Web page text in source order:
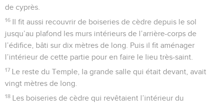
de cyprès.
16 Il fit aussi recouvrir de boiseries de cèdre depuis le sol
jusqu’au plafond les murs intérieurs de l’arrière-corps de
l’édifice, bâti sur dix mètres de long. Puis il fit aménager
l’intérieur de cette partie pour en faire le lieu très-saint.
17 Le reste du Temple, la grande salle qui était devant, avait
vingt mètres de long.
18 Les boiseries de cèdre qui revêtaient l’intérieur du